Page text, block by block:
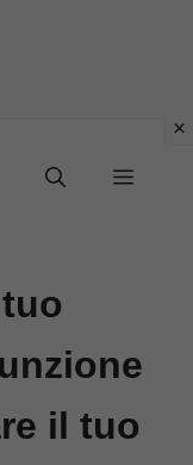
Menu
il tuo